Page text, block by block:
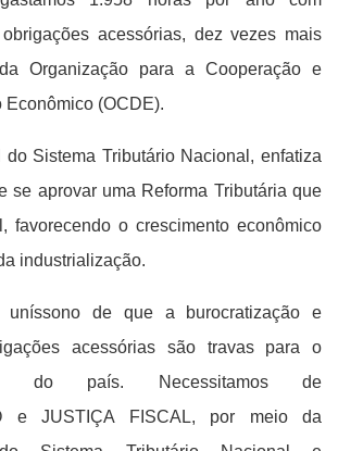
acessórias, dez vezes mais
Organização para a Cooperação e
Econômico (OCDE).
Sistema Tributário Nacional, enfatiza
se aprovar uma Reforma Tributária que
favorecendo o crescimento econômico
industrialização.
uníssono de que a burocratização e
acessórias são travas para o
do país. Necessitamos de
e JUSTIÇA FISCAL, por meio da